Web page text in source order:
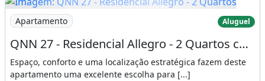
Imagem: QNN 27 - Residencial Allegro - 2 Quartos
Apartamento Aluguel
QNN 27 - Residencial Allegro - 2 Quartos com Suíte, Varanda e Lazer Completo ao Lado do
Espaço, conforto e uma localização estratégica fazem deste
apartamento uma excelente escolha para [...]